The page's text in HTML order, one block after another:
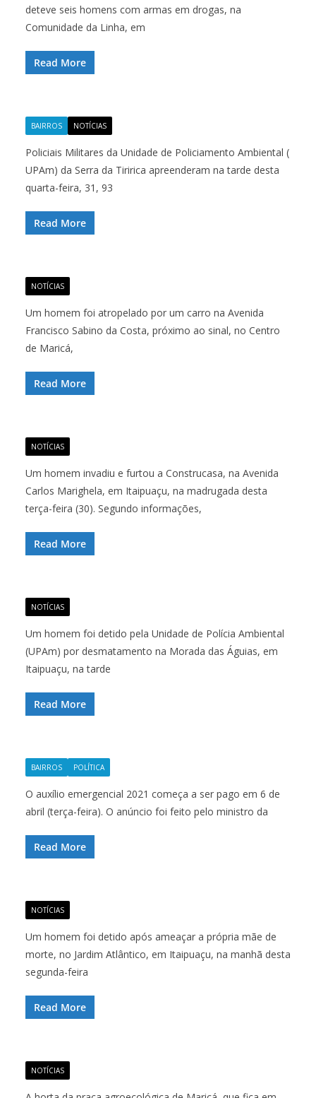
deteve seis homens com armas em drogas, na
Comunidade da Linha, em
Read More
BAIRROS NOTÍCIAS
Policiais Militares da Unidade de Policiamento Ambiental (
UPAm) da Serra da Tiririca apreenderam na tarde desta
quarta-feira, 31, 93
Read More
NOTÍCIAS
Um homem foi atropelado por um carro na Avenida
Francisco Sabino da Costa, próximo ao sinal, no Centro
de Maricá,
Read More
NOTÍCIAS
Um homem invadiu e furtou a Construcasa, na Avenida
Carlos Marighela, em Itaipuaçu, na madrugada desta
terça-feira (30). Segundo informações,
Read More
NOTÍCIAS
Um homem foi detido pela Unidade de Polícia Ambiental
(UPAm) por desmatamento na Morada das Águias, em
Itaipuaçu, na tarde
Read More
BAIRROS POLÍTICA
O auxílio emergencial 2021 começa a ser pago em 6 de
abril (terça-feira). O anúncio foi feito pelo ministro da
Read More
NOTÍCIAS
Um homem foi detido após ameaçar a própria mãe de
morte, no Jardim Atlântico, em Itaipuaçu, na manhã desta
segunda-feira
Read More
NOTÍCIAS